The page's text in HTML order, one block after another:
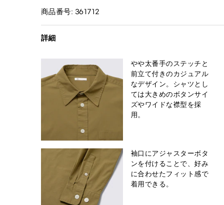
商品番号: 361712
詳細
やや太番手のステッチと
前立て付きのカジュアル
なデザイン。シャツとし
ては大きめのボタンサイ
ズやワイドな襟型を採
用。
袖口にアジャスターボタ
ンを付けることで、好み
に合わせたフィット感で
着用できる。